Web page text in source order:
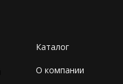
Каталог
О компании